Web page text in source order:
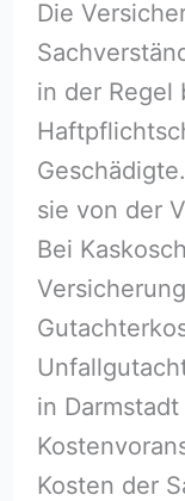
Die
in der Regel
sie von der
Bei
in
Kosten der